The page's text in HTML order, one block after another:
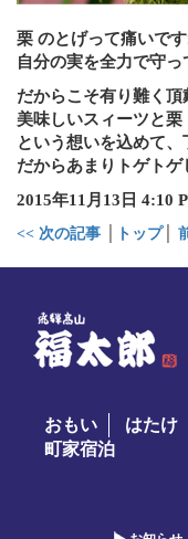
栗 のとげって痛いです
自分の実を全力で守っ
だからこそ有り難く頂
美味しいスィーツと栗
という想いを込めて、
だからあまりトゲトゲ
2015年11月13日 4:10
<< 次の記事 トップ│
おもい はたけ
町家宿泊